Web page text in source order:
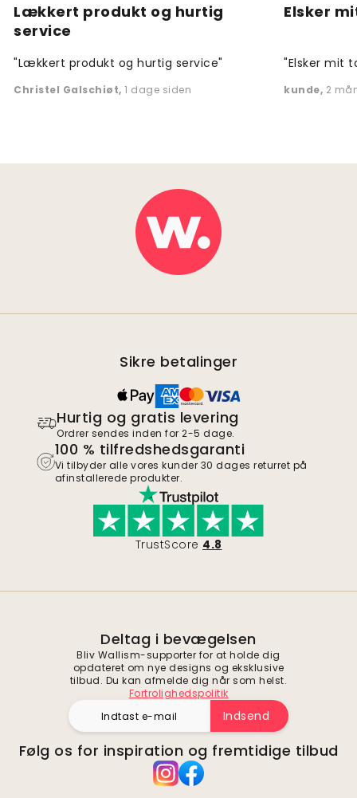
Lækkert produkt og hurtig
service
"Lækkert produkt og hurtig service"
Christel Galschiøt, 1 dage siden
Elsker
"Elsker mit
kunde, 2
Sikre betalinger
Hurtig og gratis levering
Ordrer sendes inden for 2-5 dage.
100 % tilfredshedsgaranti
Vi tilbyder alle vores kunder 30 dages returret på
afinstallerede produkter.
TrustScore 4.8
Deltag i bevægelsen
Bliv Wallism-supporter for at holde dig
opdateret om nye designs og eksklusive
tilbud. Du kan afmelde dig når som helst.
Fortrolighedspolitik
Indsend
Følg os for inspiration og fremtidige tilbud